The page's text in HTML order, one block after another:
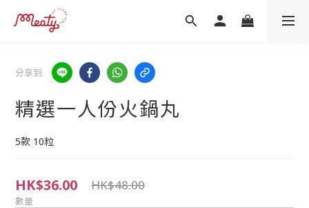
分享到
精選一人份火鍋丸
5款 10粒
HK$36.00 HK$48.00
數量